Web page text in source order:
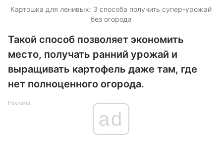
Картошка для ленивых: 3 способа получить супер-урожай
без огорода
Такой способ позволяет экономить
место, получать ранний урожай и
выращивать картофель даже там, где
нет полноценного огорода.
Реклама
ad